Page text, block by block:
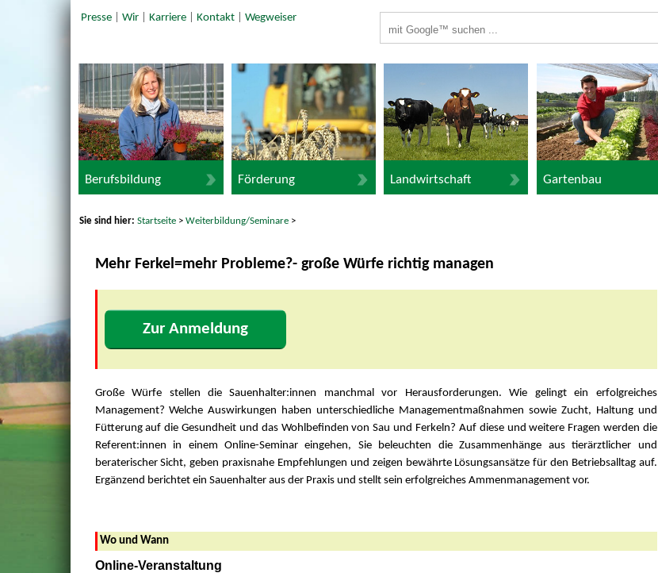
Presse| Wir| Karriere| Kontakt| Wegweiser
Berufsbildung Förderung Landwirtschaft Gartenbau
Sie sind hier:Startseite >Weiterbildung/Seminare >
Mehr Ferkel=mehr Probleme?- große Würfe richtig managen
Zur Anmeldung
Große Würfe stellen die Sauenhalter:innen manchmal vor Herausforderungen. Wie gelingt ein erfolgreiches
Management? Welche Auswirkungen haben unterschiedliche Managementmaßnahmen sowie Zucht, Haltung und
Fütterung auf die Gesundheit und das Wohlbefinden von Sau und Ferkeln? Auf diese und weitere Fragen werden die
Referent:innen in einem Online-Seminar eingehen, Sie beleuchten die Zusammenhänge aus tierärztlicher und
beraterischer Sicht, geben praxisnahe Empfehlungen und zeigen bewährte Lösungsansätze für den Betriebsalltag auf.
Ergänzend berichtet ein Sauenhalter aus der Praxis und stellt sein erfolgreiches Ammenmanagement vor.
Wo und Wann
Online-Veranstaltung